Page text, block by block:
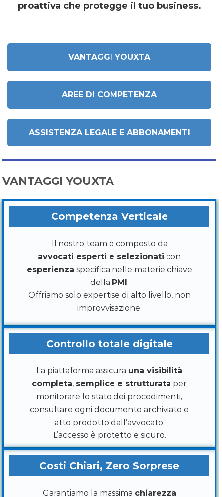
proattiva che protegge il tuo business.
VANTAGGI YOUXTA
AREE DI COMPETENZA
ASSISTENZA LEGALE E ABBONAMENTI
VANTAGGI YOUXTA
Competenza Verticale
Il nostro team è composto da
avvocati esperti e selezionati con
esperienza specifica nelle materie chiave
della PMI .
Offriamo solo expertise di alto livello, non
improvvisazione.
Controllo totale digitale
La piattaforma assicura una visibilità
completa, semplice e strutturata per
monitorare lo stato dei procedimenti,
consultare ogni documento archiviato e
atto prodotto dall’avvocato.
L’accesso è protetto e sicuro.
Costi Chiari, Zero Sorprese
Garantiamo la massima chiarezza